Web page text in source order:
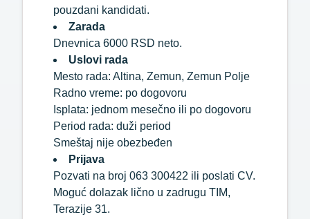
pouzdani kandidati.
Zarada
Dnevnica 6000 RSD neto.
Uslovi rada
Mesto rada: Altina, Zemun, Zemun Polje
Radno vreme: po dogovoru
Isplata: jednom mesečno ili po dogovoru
Period rada: duži period
Smeštaj nije obezbeđen
Prijava
Pozvati na broj 063 300422 ili poslati CV.
Moguć dolazak lično u zadrugu TIM,
Terazije 31.